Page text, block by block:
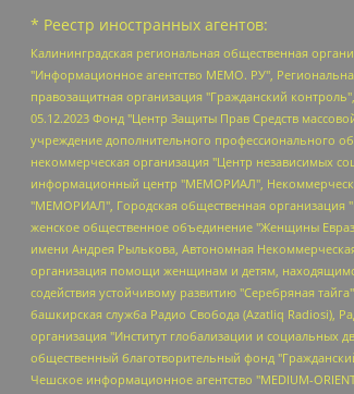
* Реестр иностранных агентов:
Калининградская региональная общественная организация "Экозащита!-Женсовет", Фонд содействия защите прав и свобод граждан "Общественный вердикт", Фонд "Институт Развития Свободы Информации", Частное учреждение "Информационное агентство МЕМО. РУ", Региональная общественная организация "Общественная комиссия по сохранению наследия академика Сахарова", Фонд поддержки свободы прессы, Санкт-Петербургская общественная правозащитная организация "Гражданский контроль", Межрегиональная общественная организация "Информационно-просветительский центр "Мемориал", Региональный Фонд "Центр Защиты Прав Средств Массовой Информации", с 05.12.2023 Фонд "Центр Защиты Прав Средств массовой информации", Региональная общественная благотворительная организация помощи беженцам и мигрантам "Гражданское содействие", Негосударственное образовательное учреждение дополнительного профессионального образования (повышение квалификации) специалистов "АКАДЕМИЯ ПО ПРАВАМ ЧЕЛОВЕКА", Свердловская региональная общественная организация "Сутяжник", Автономная некоммерческая организация "Центр независимых социологических исследований", Союз общественных объединений "Российский исследовательский центр по правам человека", Региональное общественное учреждение научно-информационный центр "МЕМОРИАЛ", Некоммерческая организация "Фонд защиты гласности", Автономная некоммерческая организация "Институт прав человека", Городская общественная организация "Екатеринбургское общество "МЕМОРИАЛ", Городская общественная организация "Рязанское историко-просветительское и правозащитное общество "Мемориал" (Рязанский Мемориал), Челябинский региональный орган общественной самодеятельности – женское общественное объединение "Женщины Евразии", Челябинский региональный орган общественной самодеятельности "Уральская правозащитная группа", Фонд содействия защите здоровья и социальной справедливости имени Андрея Рылькова, Автономная Некоммерческая Организация "Аналитический Центр Юрия Левады", Автономная некоммерческая организация социальной поддержки населения "Проект Апрель", Региональная общественная организация помощи женщинам и детям, находящимся в кризисной ситуации "Информационно-методический центр "Анна", Фонд содействия развитию массовых коммуникаций и правовому просвещению "Так-так-